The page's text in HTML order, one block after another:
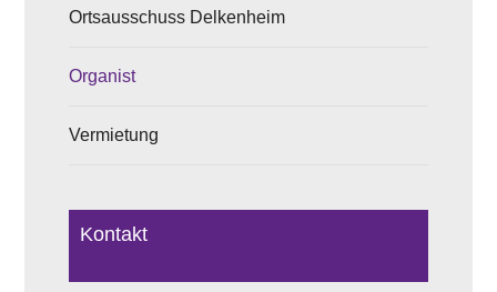
Ortsausschuss Delkenheim
Organist
Vermietung
Kontakt